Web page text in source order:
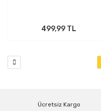
499,99 TL
Ücretsiz Kargo